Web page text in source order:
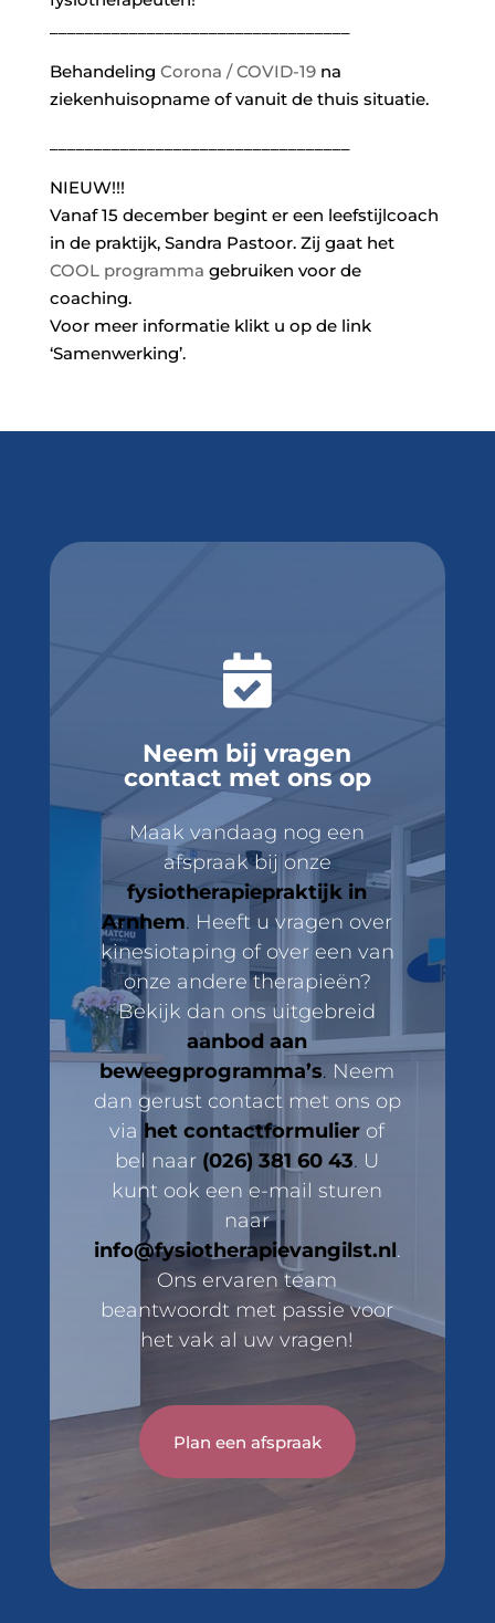
Behandeling Corona / COVID-19na
ziekenhuisopname of vanuit de thuis situatie.
NIEUW!!!
Vanaf 15 december begint er een leefstijlcoach
in de praktijk, Sandra Pastoor. Zij gaat het
COOL programma gebruiken voor de
coaching.
Voor meer informatie klikt u op de link
‘Samenwerking’.

Neem bij vragen
contact met ons op
Maak vandaag nog een
afspraak bij onze
fysiotherapiepraktijk in
Arnhem. Heeft u vragen over
kinesiotaping of over een van
onze andere therapieën?
Bekijk dan ons uitgebreid
aanbod aan
beweegprogramma’s. Neem
dan gerust contact met ons op
via het contactformulier of
bel naar (026) 381 60 43. U
kunt ook een e-mail sturen
naar
info@fysiotherapievangilst.nl.
Ons ervaren team
beantwoordt met passie voor
het vak al uw vragen!
Plan een afspraak